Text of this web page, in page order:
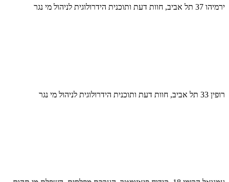
ירמיהו 37 תל אביב, חוות דעת ותוכנית הידרולוגית לניהול מי נגר
רופין 33 תל אביב, חוות דעת ותוכנית הידרולוגית לניהול מי נגר